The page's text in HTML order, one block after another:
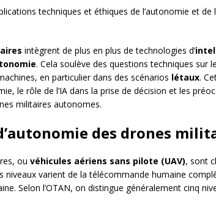
techniques et éthiques de l’autonomie et de
intègrent de plus en plus de technologies d’
. Cela soulève des questions techniques sur
en particulier dans des scénarios létaux.
le rôle de l’IA dans la prise de décision et les
militaires autonomes.
des drones
ou véhicules aériens sans pilote (UAV), sont
niveaux varient de la télécommande humaine
Selon l’OTAN, on distingue généralement cinq